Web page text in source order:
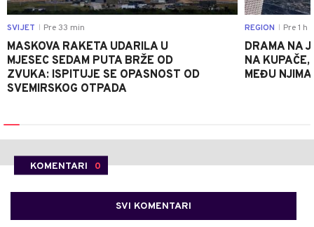
SVIJET Pre 33 min
MASKOVA RAKETA UDARILA U
MJESEC SEDAM PUTA BRŽE OD
ZVUKA: ISPITUJE SE OPASNOST OD
SVEMIRSKOG OTPADA
REGION Pre 1 h
DRAMA NA
NA
MEĐU NJIMA
KOMENTARI 0
SVI KOMENTARI